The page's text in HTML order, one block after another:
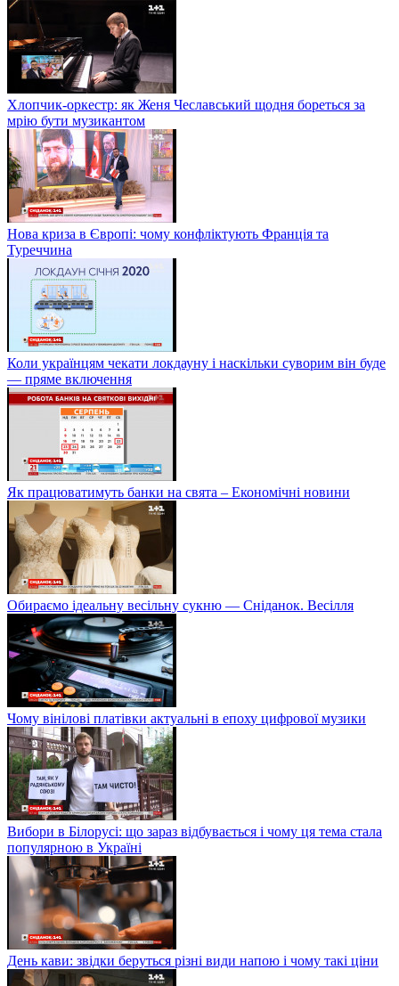
Хлопчик-оркестр: як Женя Чеславський щодня бореться за
мрію бути музикантом
Нова криза в Європі: чому конфліктують Франція та
Туреччина
Коли українцям чекати локдауну і наскільки суворим він буде
— пряме включення
Як працюватимуть банки на свята – Економічні новини
Обираємо ідеальну весільну сукню — Сніданок. Весілля
Чому вінілові платівки актуальні в епоху цифрової музики
Вибори в Білорусі: що зараз відбувається і чому ця тема стала
популярною в Україні
День кави: звідки беруться різні види напою і чому такі ціни